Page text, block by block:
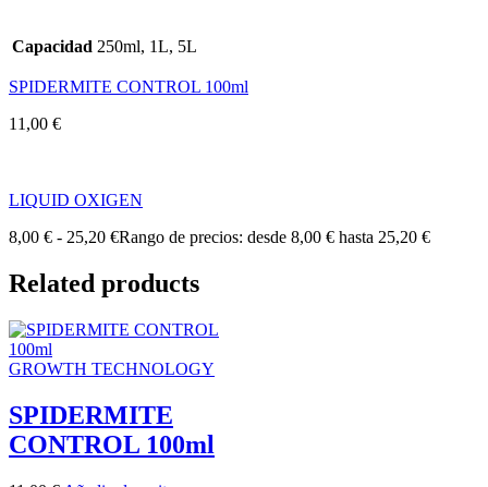
Capacidad 250ml, 1L, 5L
SPIDERMITE CONTROL 100ml
11,00 €
LIQUID OXIGEN
8,00 € - 25,20 €Rango de precios: desde 8,00 € hasta 25,20 €
Related products
GROWTH TECHNOLOGY
SPIDERMITE
CONTROL 100ml